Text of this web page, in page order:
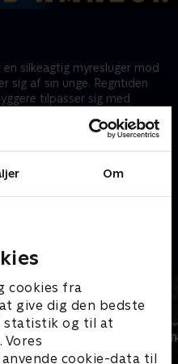
Om
cookies fra
give dig den bedste
statistik og til at
cookie-data til
silkeagtig myresluger mod
sig af sin unge. Regntiden
tilpasser sig med
på sengen og udfordrer